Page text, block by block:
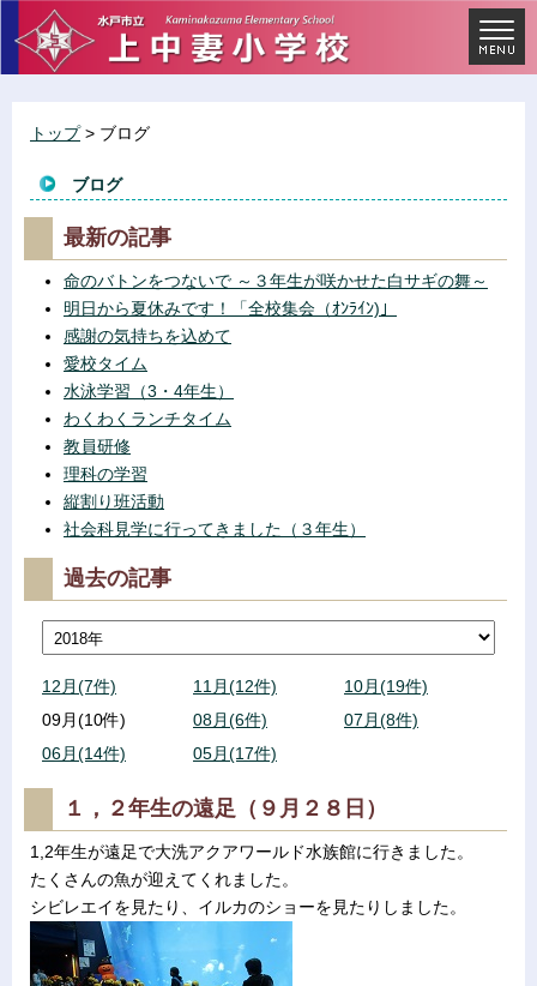
トップ> ブログ
ブログ
最新の記事
命のバトンをつないで ～３年生が咲かせた白サギの舞～
明日から夏休みです！「全校集会（ｵﾝﾗｲﾝ)」
感謝の気持ちを込めて
愛校タイム
水泳学習（3・4年生）
わくわくランチタイム
教員研修
理科の学習
縦割り班活動
社会科見学に行ってきました（３年生）
過去の記事
12月(7件) 11月(12件)
10月(19件)
09月(10件)
08月(6件)
07月(8件)
06月(14件)
05月(17件)
１，２年生の遠足（９月２８日）
1,2年生が遠足で大洗アクアワールド水族館に行きました。
たくさんの魚が迎えてくれました。
シビレエイを見たり、イルカのショーを見たりしました。